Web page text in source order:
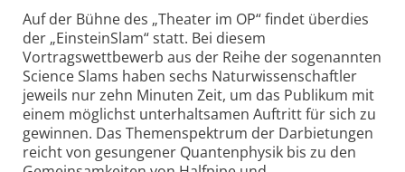
Auf der Bühne des „Theater im OP“ findet überdies
der „EinsteinSlam“ statt. Bei diesem
Vortragswettbewerb aus der Reihe der sogenannten
Science Slams haben sechs Naturwissenschaftler
jeweils nur zehn Minuten Zeit, um das Publikum mit
einem möglichst unterhaltsamen Auftritt für sich zu
gewinnen. Das Themenspektrum der Darbietungen
reicht von gesungener Quantenphysik bis zu den